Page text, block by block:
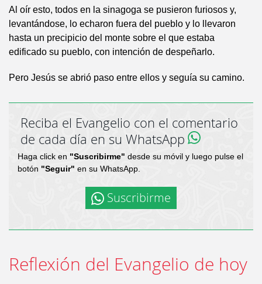
Al oír esto, todos en la sinagoga se pusieron furiosos y,
levantándose, lo echaron fuera del pueblo y lo llevaron
hasta un precipicio del monte sobre el que estaba
edificado su pueblo, con intención de despeñarlo.
Pero Jesús se abrió paso entre ellos y seguía su camino.
Reciba el Evangelio con el comentario
de cada día en su WhatsApp
Haga click en "Suscribirme" desde su móvil y luego pulse el
botón "Seguir" en su WhatsApp.
Suscribirme
Reflexión del Evangelio de hoy